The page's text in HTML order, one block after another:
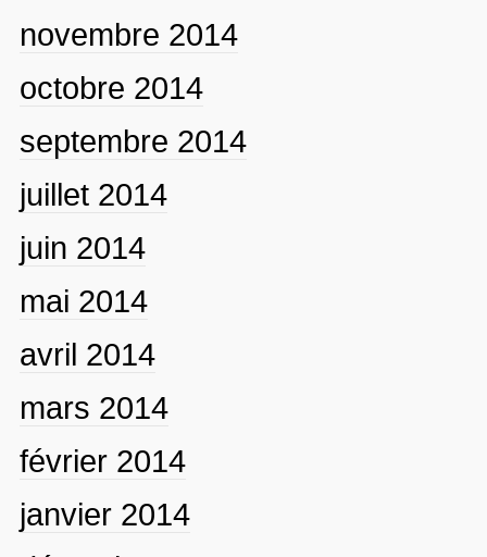
novembre 2014
octobre 2014
septembre 2014
juillet 2014
juin 2014
mai 2014
avril 2014
mars 2014
février 2014
janvier 2014